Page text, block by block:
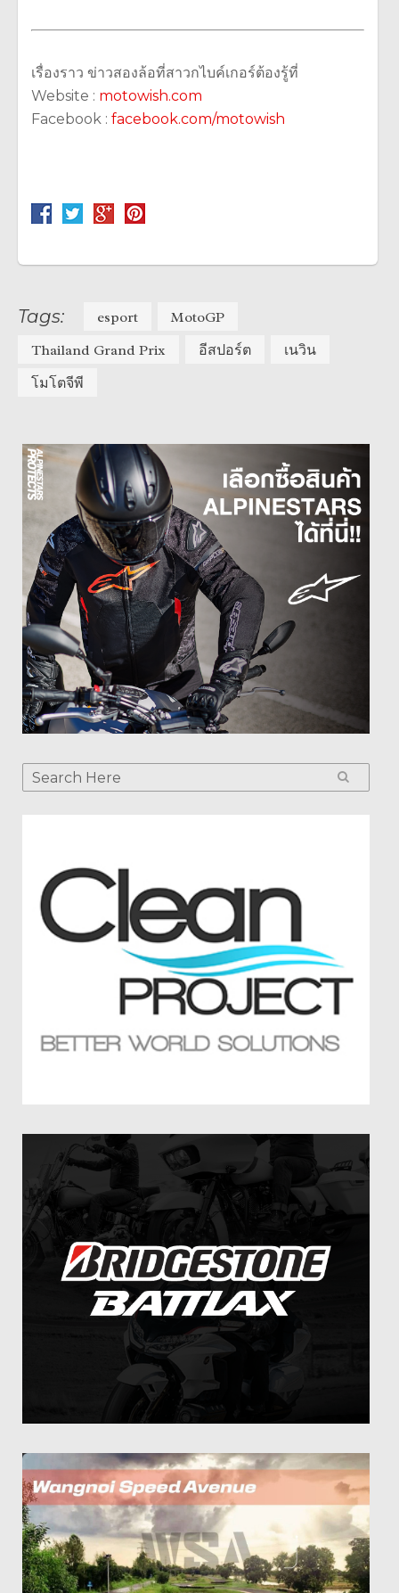
เรื่องราว ข่าวสองล้อที่สาวกไบค์เกอร์ต้องรู้ที่
Website : motowish.com
Facebook : facebook.com/motowish
Tags: esport
MotoGP
Thailand Grand Prix
อีสปอร์ต
เนวิน
โมโตจีพี